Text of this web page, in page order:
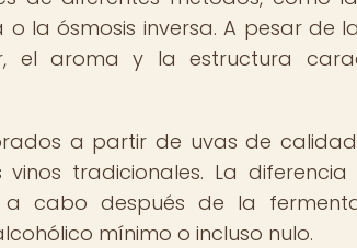
la ósmosis inversa. A pesar de
el aroma y la estructura
a partir de uvas de
vinos tradicionales. La
a cabo después de la
mínimo o incluso nulo.